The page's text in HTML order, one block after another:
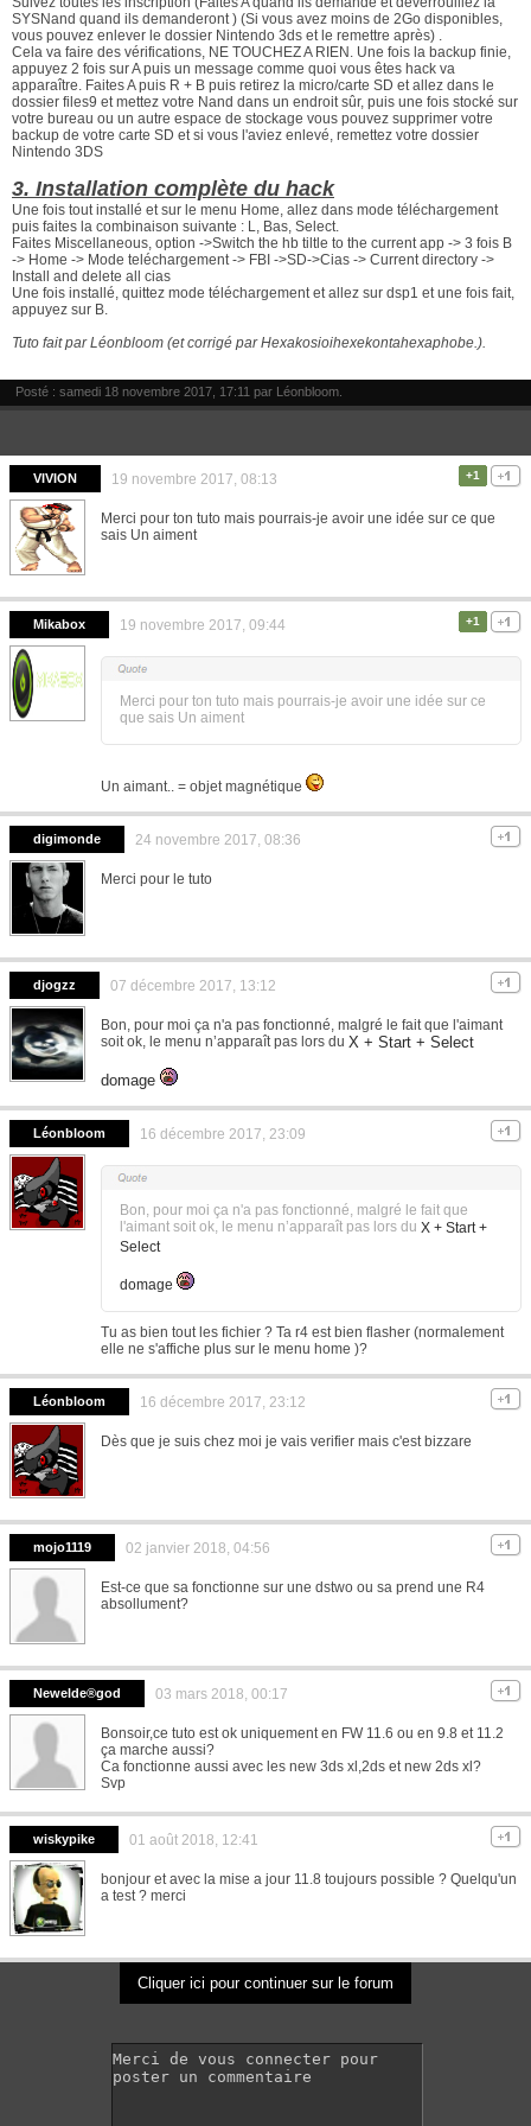
SYSNand quand ils demanderont ) (Si vous avez moins de 2Go disponibles,
vous pouvez enlever le dossier Nintendo 3ds et le remettre après) .
Cela va faire des vérifications, NE TOUCHEZ A RIEN. Une fois la backup finie,
appuyez 2 fois sur A puis un message comme quoi vous êtes hack va
apparaître. Faites A puis R + B puis retirez la micro/carte SD et allez dans le
dossier files9 et mettez votre Nand dans un endroit sûr, puis une fois stocké sur
votre bureau ou un autre espace de stockage vous pouvez supprimer votre
backup de votre carte SD et si vous l'aviez enlevé, remettez votre dossier
Nintendo 3DS
3. Installation complète du hack
Une fois tout installé et sur le menu Home, allez dans mode téléchargement
puis faites la combinaison suivante : L, Bas, Select.
Faites Miscellaneous, option ->Switch the hb tiltle to the current app -> 3 fois B
-> Home -> Mode teléchargement -> FBI ->SD->Cias -> Current directory ->
Install and delete all cias
Une fois installé, quittez mode téléchargement et allez sur dsp1 et une fois fait,
appuyez sur B.
Tuto fait par Léonbloom (et corrigé par Hexakosioihexekontahexaphobe.).
Posté : samedi 18 novembre 2017, 17:11 par Léonbloom
VIVION 19 novembre 2017, 08:13 +1
Merci pour ton tuto mais pourrais-je avoir une idée sur ce que
sais Un aiment
Mikabox 19 novembre 2017, 09:44 +1
Merci pour ton tuto mais pourrais-je avoir une idée sur ce
que sais Un aiment
Un aimant.. = objet magnétique
digimonde 24 novembre 2017, 08:36
Merci pour le tuto
djogzz 07 décembre 2017, 13:12
Bon, pour moi ça n'a pas fonctionné, malgré le fait que l'aimant
soit ok, le menu n’apparaît pas lors du X + Start + Select
domage
Léonbloom 16 décembre 2017, 23:09
Bon, pour moi ça n'a pas fonctionné, malgré le fait que
l'aimant soit ok, le menu n’apparaît pas lors du X + Start +
Select
domage
Tu as bien tout les fichier ? Ta r4 est bien flasher (normalement
elle ne s'affiche plus sur le menu home )?
Léonbloom 16 décembre 2017, 23:12
Dès que je suis chez moi je vais verifier mais c'est bizzare
mojo1119 02 janvier 2018, 04:56
Est-ce que sa fonctionne sur une dstwo ou sa prend une R4
absollument?
Newelde®god 03 mars 2018, 00:17
Bonsoir,ce tuto est ok uniquement en FW 11.6 ou en 9.8 et 11.2
ça marche aussi?
Ca fonctionne aussi avec les new 3ds xl,2ds et new 2ds xl?
Svp
wiskypike 01 août 2018, 12:41
bonjour et avec la mise a jour 11.8 toujours possible ? Quelqu'un
a test ? merci
Cliquer ici pour continuer sur le forum